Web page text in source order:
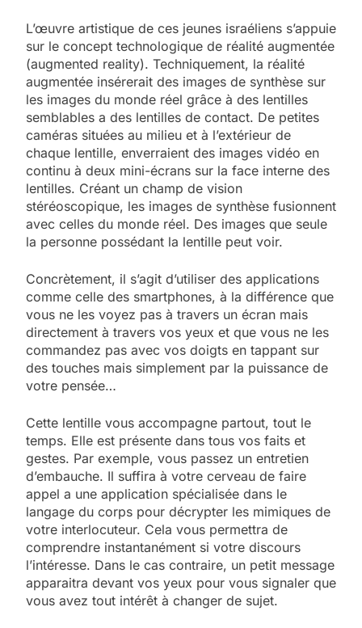
L’œuvre artistique de ces jeunes israéliens s’appuie
sur le concept technologique de réalité augmentée
(augmented reality). Techniquement, la réalité
augmentée insérerait des images de synthèse sur
les images du monde réel grâce à des lentilles
semblables a des lentilles de contact. De petites
caméras situées au milieu et à l’extérieur de
chaque lentille, enverraient des images vidéo en
continu à deux mini-écrans sur la face interne des
lentilles. Créant un champ de vision
stéréoscopique, les images de synthèse fusionnent
avec celles du monde réel. Des images que seule
la personne possédant la lentille peut voir.
Concrètement, il s’agit d’utiliser des applications
comme celle des smartphones, à la différence que
vous ne les voyez pas à travers un écran mais
directement à travers vos yeux et que vous ne les
commandez pas avec vos doigts en tappant sur
des touches mais simplement par la puissance de
votre pensée…
Cette lentille vous accompagne partout, tout le
temps. Elle est présente dans tous vos faits et
gestes. Par exemple, vous passez un entretien
d’embauche. Il suffira à votre cerveau de faire
appel a une application spécialisée dans le
langage du corps pour décrypter les mimiques de
votre interlocuteur. Cela vous permettra de
comprendre instantanément si votre discours
l’intéresse. Dans le cas contraire, un petit message
apparaitra devant vos yeux pour vous signaler que
vous avez tout intérêt à changer de sujet.